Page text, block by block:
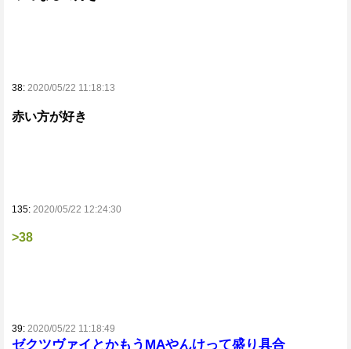
38: 2020/05/22 11:18:13
赤い方が好き
135: 2020/05/22 12:24:30
>38
39: 2020/05/22 11:18:49
ゼクツヴァイとかもうMAやんけって盛り具合